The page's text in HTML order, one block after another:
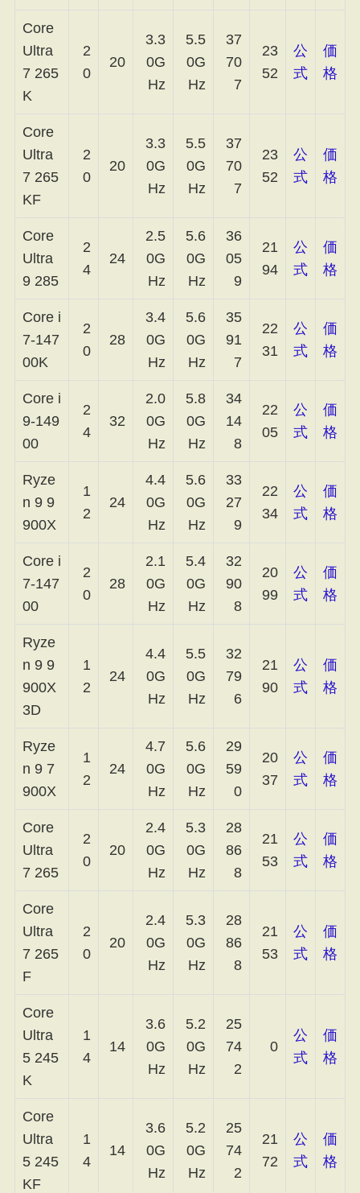
Core
Ultra
7 265
K
2
0
20
3.3
0G
Hz
5.5
0G
Hz
37
70
7
23
52
公
式
価
格
Core
Ultra
7 265
KF
2
0
20
3.3
0G
Hz
5.5
0G
Hz
37
70
7
23
52
公
式
価
格
Core
Ultra
9 285
2
4
24
2.5
0G
Hz
5.6
0G
Hz
36
05
9
21
94
公
式
価
格
Core i
7-147
00K
2
0
28
3.4
0G
Hz
5.6
0G
Hz
35
91
7
22
31
公
式
価
格
Core i
9-149
00
2
4
32
2.0
0G
Hz
5.8
0G
Hz
34
14
8
22
05
公
式
価
格
Ryze
n 9 9
900X
1
2
24
4.4
0G
Hz
5.6
0G
Hz
33
27
9
22
34
公
式
価
格
Core i
7-147
00
2
0
28
2.1
0G
Hz
5.4
0G
Hz
32
90
8
20
99
公
式
価
格
Ryze
n 9 9
900X
3D
1
2
24
4.4
0G
Hz
5.5
0G
Hz
32
79
6
21
90
公
式
価
格
Ryze
n 9 7
900X
1
2
24
4.7
0G
Hz
5.6
0G
Hz
29
59
0
20
37
公
式
価
格
Core
Ultra
7 265
2
0
20
2.4
0G
Hz
5.3
0G
Hz
28
86
8
21
53
公
式
価
格
Core
Ultra
7 265
F
2
0
20
2.4
0G
Hz
5.3
0G
Hz
28
86
8
21
53
公
式
価
格
Core
Ultra
5 245
K
1
4
14
3.6
0G
Hz
5.2
0G
Hz
25
74
2
0
公
式
価
格
Core
Ultra
5 245
KF
1
4
14
3.6
0G
Hz
5.2
0G
Hz
25
74
2
21
72
公
式
価
格